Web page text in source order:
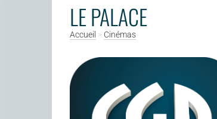
LE PALACE
Accueil > Cinémas